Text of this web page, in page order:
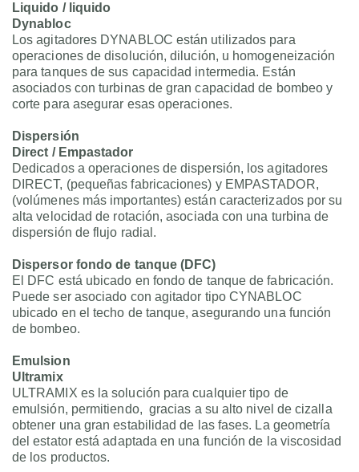
Liquido / liquido
Dynabloc
Los agitadores DYNABLOC están utilizados para
operaciones de disolución, dilución, u homogeneización
para tanques de sus capacidad intermedia. Están
asociados con turbinas de gran capacidad de bombeo y
corte para asegurar esas operaciones.
Dispersión
Direct / Empastador
Dedicados a operaciones de dispersión, los agitadores
DIRECT, (pequeñas fabricaciones) y EMPASTADOR,
(volúmenes más importantes) están caracterizados por su
alta velocidad de rotación, asociada con una turbina de
dispersión de flujo radial.
Dispersor fondo de tanque (DFC)
El DFC está ubicado en fondo de tanque de fabricación.
Puede ser asociado con agitador tipo CYNABLOC
ubicado en el techo de tanque, asegurando una función
de bombeo.
Emulsion
Ultramix
ULTRAMIX es la solución para cualquier tipo de
emulsión, permitiendo, gracias a su alto nivel de cizalla
obtener una gran estabilidad de las fases. La geometría
del estator está adaptada en una función de la viscosidad
de los productos.